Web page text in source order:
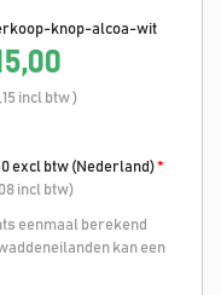
knop-alcoa-wit
incl btw )
excl btw (Nederland)*
incl btw)
eenmaal berekend
kan een